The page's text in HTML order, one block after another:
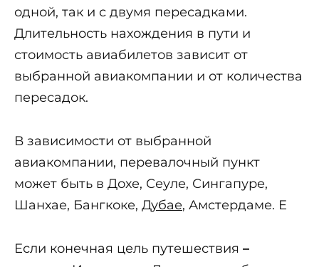
одной, так и с двумя пересадками.
Длительность нахождения в пути и
стоимость авиабилетов зависит от
выбранной авиакомпании и от количества
пересадок.
В зависимости от выбранной
авиакомпании, перевалочный пункт
может быть в Дохе, Сеуле, Сингапуре,
Шанхае, Бангкоке, Дубае, Амстердаме. Е
Если конечная цель путешествия –